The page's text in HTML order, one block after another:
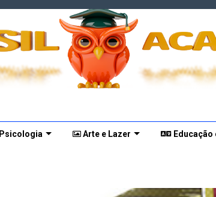
Arte e Lazer Educação